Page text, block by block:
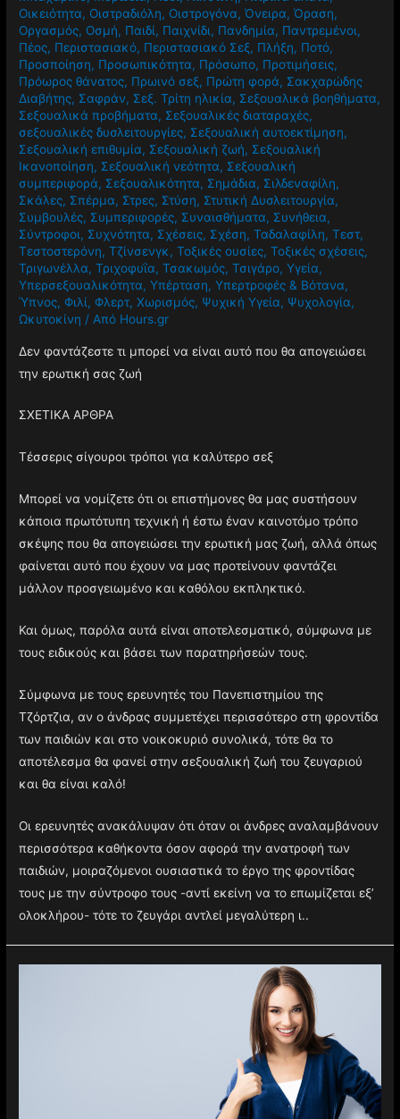
Οικειότητα, Οιστραδιόλη, Οιστρογόνα,Όνειρα,Όραση,
Οργασμός, Οσμή, Παιδί, Παιχνίδι, Πανδημία, Παντρεμένοι,
Πέος, Περιστασιακό, Περιστασιακό Σεξ, Πλήξη, Ποτό,
Προσποίηση, Προσωπικότητα, Πρόσωπο, Προτιμήσεις,
Πρόωρος θάνατος, Πρωινό σεξ, Πρώτη φορά, Σακχαρώδης
Διαβήτης, Σαφράν, Σεξ. Τρίτη ηλικία, Σεξουαλικά βοηθήματα,
Σεξουαλικά προβήματα, Σεξουαλικές διαταραχές,
σεξουαλικές δυσλειτουργίες, Σεξουαλική αυτοεκτίμηση,
Σεξουαλική επιθυμία, Σεξουαλική ζωή, Σεξουαλική
Ικανοποίηση, Σεξουαλική νεότητα, Σεξουαλική
συμπεριφορά, Σεξουαλικότητα, Σημάδια, Σιλδεναφίλη,
Σκάλες, Σπέρμα, Στρες, Στύση, Στυτική Δυσλειτουργία,
Συμβουλές, Συμπεριφορές, Συναισθήματα, Συνήθεια,
Σύντροφοι, Συχνότητα, Σχέσεις, Σχέση,Ταδαλαφίλη,Τεστ,
Τεστοστερόνη,Τζίνσενγκ,Τοξικές ουσίες,Τοξικές σχέσεις,
Τριγωνέλλα,Τριχοφυΐα,Τσακωμός,Τσιγάρο,Υγεία,
Υπερσεξουαλικότητα,Υπέρταση,Υπερτροφές & Βότανα,
Ύπνος,Φιλί,Φλερτ,Χωρισμός, Ψυχική Υγεία, Ψυχολογία,
Ωκυτοκίνη / Από Hours.gr
Δεν φαντάζεστε τι μπορεί να είναι αυτό που θα απογειώσει
την ερωτική σας ζωή
ΣΧΕΤΙΚΑ ΑΡΘΡΑ
Τέσσερις σίγουροι τρόποι για καλύτερο σεξ
Μπορεί να νομίζετε ότι οι επιστήμονες θα μας συστήσουν
κάποια πρωτότυπη τεχνική ή έστω έναν καινοτόμο τρόπο
σκέψης που θα απογειώσει την ερωτική μας ζωή, αλλά όπως
φαίνεται αυτό που έχουν να μας προτείνουν φαντάζει
μάλλον προσγειωμένο και καθόλου εκπληκτικό.
Και όμως, παρόλα αυτά είναι αποτελεσματικό, σύμφωνα με
τους ειδικούς και βάσει των παρατηρήσεών τους.
Σύμφωνα με τους ερευνητές του Πανεπιστημίου της
Τζόρτζια, αν ο άνδρας συμμετέχει περισσότερο στη φροντίδα
των παιδιών και στο νοικοκυριό συνολικά, τότε θα το
αποτέλεσμα θα φανεί στην σεξουαλική ζωή του ζευγαριού
και θα είναι καλό!
Οι ερευνητές ανακάλυψαν ότι όταν οι άνδρες αναλαμβάνουν
περισσότερα καθήκοντα όσον αφορά την ανατροφή των
παιδιών, μοιραζόμενοι ουσιαστικά το έργο της φροντίδας
τους με την σύντροφο τους -αντί εκείνη να το επωμίζεται εξ’
ολοκλήρου- τότε το ζευγάρι αντλεί μεγαλύτερη ι..